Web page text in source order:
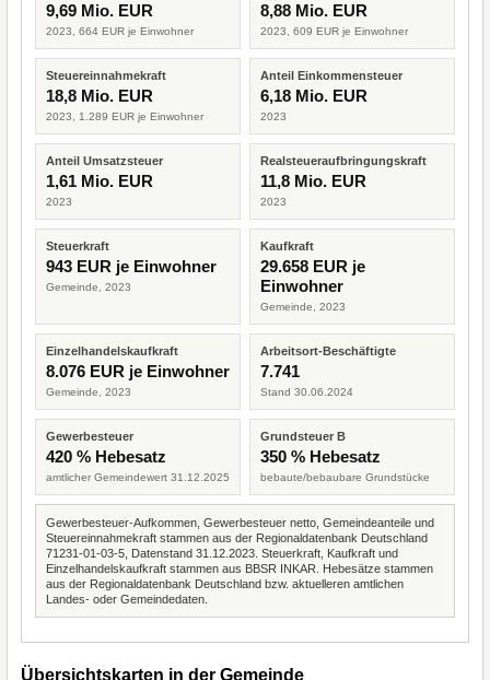
9,69 Mio. EUR
2023, 664 EUR je Einwohner
8,88 Mio. EUR
2023, 609 EUR je Einwohner
Steuereinnahmekraft
18,8 Mio. EUR
2023, 1.289 EUR je Einwohner
Anteil Einkommensteuer
6,18 Mio. EUR
2023
Anteil Umsatzsteuer
1,61 Mio. EUR
2023
Realsteueraufbringungskraft
11,8 Mio. EUR
2023
Steuerkraft
943 EUR je Einwohner
Gemeinde, 2023
Kaufkraft
29.658 EUR je
Einwohner
Gemeinde, 2023
Einzelhandelskaufkraft
8.076 EUR je Einwohner
Gemeinde, 2023
Arbeitsort-Beschäftigte
7.741
Stand 30.06.2024
Gewerbesteuer
420 % Hebesatz
amtlicher Gemeindewert 31.12.2025
Grundsteuer B
350 % Hebesatz
bebaute/bebaubare Grundstücke
Gewerbesteuer-Aufkommen, Gewerbesteuer netto, Gemeindeanteile und
Steuereinnahmekraft stammen aus der Regionaldatenbank Deutschland
71231-01-03-5, Datenstand 31.12.2023. Steuerkraft, Kaufkraft und
Einzelhandelskaufkraft stammen aus BBSR INKAR. Hebesätze stammen
aus der Regionaldatenbank Deutschland bzw. aktuelleren amtlichen
Landes- oder Gemeindedaten.
Übersichtskarten in der Gemeinde